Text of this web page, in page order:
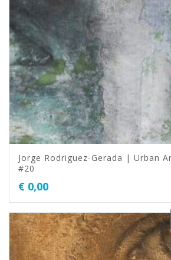
Jorge Rodriguez-Gerada | Urban
#20
€ 0,00